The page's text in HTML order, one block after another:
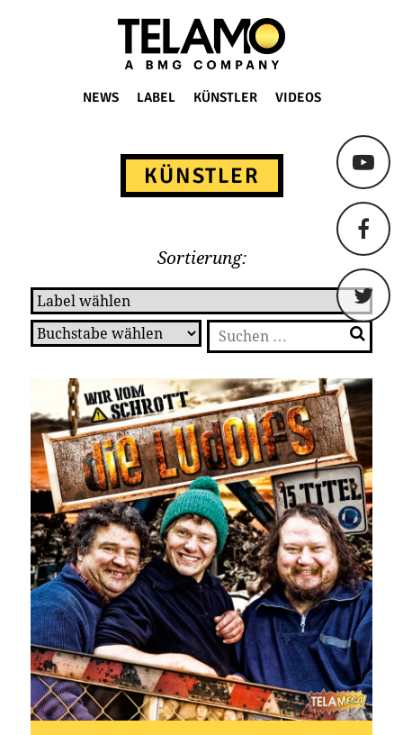
TELAMO
NEWS LABEL KÜNSTLER VIDEOS
KÜNSTLER
Sortierung:
Suchen
nach: